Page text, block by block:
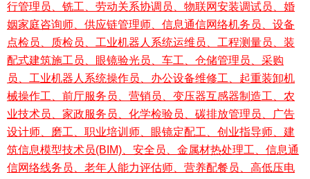
行管理员、铣工、劳动关系协调员、物联网安装调试员、婚
姻家庭咨询师、供应链管理师、信息通信网络机务员、设备
点检员、质检员、工业机器人系统运维员、工程测量员、装
配式建筑施工员、眼镜验光员、车工、仓储管理员、采购
员、工业机器人系统操作员、办公设备维修工、起重装卸机
械操作工、前厅服务员、营销员、变压器互感器制造工、农
业技术员、家政服务员、化学检验员、碳排放管理员、广告
设计师、磨工、职业培训师、眼镜定配工、创业指导师、建
筑信息模型技术员(BIM)、安全员、金属材热处理工、信息通
信网络线务员、老年人能力评估师、营养配餐员、高低压电